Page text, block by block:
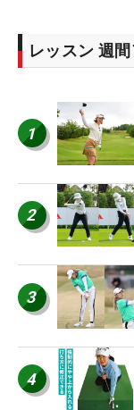
レッスン 週
1
2
3
4